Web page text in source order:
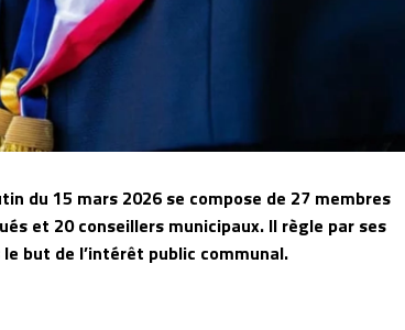
du 15 mars 2026 se compose de 27 membres
et 20 conseillers municipaux. Il règle par ses
but de l’intérêt public communal.